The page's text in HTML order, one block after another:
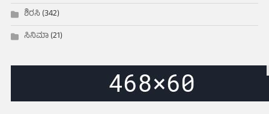
ಶಿರಸಿ (342)
ಸಿನಿಮಾ(21)